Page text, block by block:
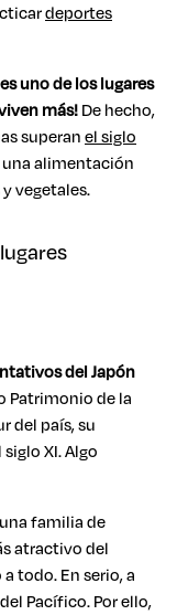
deportes
uno de los lugares
más!De hecho,
superanel siglo
una alimentación
vegetales.
del Japón
Patrimonio de la
del país, su
XI. Algo
familia de
atractivo del
todo. En serio, a
Pacífico. Por ello,